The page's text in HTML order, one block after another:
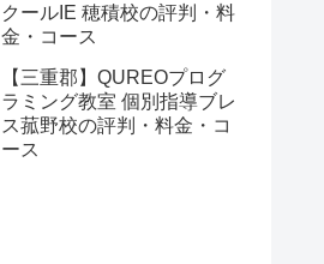
クールIE 穂積校の評判・料
金・コース
【三重郡】QUREOプログ
ラミング教室 個別指導ブレ
ス菰野校の評判・料金・コ
ース